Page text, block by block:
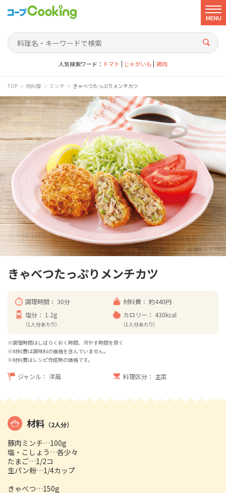
MENU
人気検索ワード： トマト じゃがいも 鶏肉
TOP > 肉料理 > ミンチ > きゃべつたっぷりメンチカツ
きゃべつたっぷりメンチカツ
調理時間： 30分 材料費： 約440円
塩分： 1.2g
（1人分あたり）
カロリー： 430kcal
（1人分あたり）
※調理時間はしばらくおく時間、冷やす時間を除く
※材料費は調味料の価格を含んでいません。
※材料費はレシピ作成時の価格です。
ジャンル： 洋風 料理区分： 主菜
材料 （2人分）
豚肉ミンチ…100g
塩・こしょう…各少々
たまご…1/2コ
生パン粉…1/4カップ
きゃべつ…150g